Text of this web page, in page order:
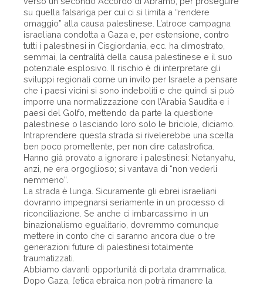
su quella falsariga per cui ci si limita a “rendere
omaggio” alla causa palestinese. L’atroce campagna
israeliana condotta a Gaza e, per estensione, contro
tutti i palestinesi in Cisgiordania, ecc. ha dimostrato,
semmai, la centralità della causa palestinese e il suo
potenziale esplosivo. Il rischio è di interpretare gli
sviluppi regionali come un invito per Israele a pensare
che i paesi vicini si sono indeboliti e che quindi si può
imporre una normalizzazione con l’Arabia Saudita e i
paesi del Golfo, mettendo da parte la questione
palestinese o lasciando loro solo le briciole, diciamo.
Intraprendere questa strada si rivelerebbe una scelta
ben poco promettente, per non dire catastrofica.
Hanno già provato a ignorare i palestinesi: Netanyahu,
anzi, ne era orgoglioso; si vantava di “non vederli
nemmeno”.
La strada è lunga. Sicuramente gli ebrei israeliani
dovranno impegnarsi seriamente in un processo di
riconciliazione. Se anche ci imbarcassimo in un
binazionalismo egualitario, dovremmo comunque
mettere in conto che ci saranno ancora due o tre
generazioni future di palestinesi totalmente
traumatizzati.
Abbiamo davanti opportunità di portata drammatica.
Dopo Gaza, l’etica ebraica non potrà rimanere la